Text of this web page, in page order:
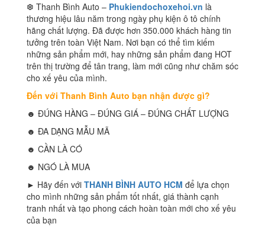
❆ Thanh Bình Auto – Phukiendochoxehoi.vn là
thương hiệu lâu năm trong ngày phụ kiện ô tô chính
hãng chất lượng. Đã được hơn 350.000 khách hàng tin
tưởng trên toàn Việt Nam. Nơi bạn có thể tìm kiếm
những sản phẩm mới, hay những sản phẩm đang HOT
trên thị trường để tân trang, làm mới cũng như chăm sóc
cho xế yêu của mình.
Đến với Thanh Bình Auto bạn nhận được gì?
☻ ĐÚNG HÀNG – ĐÚNG GIÁ – ĐÚNG CHẤT LƯỢNG
☻ ĐA DẠNG MẪU MÃ
☻ CẦN LÀ CÓ
☻ NGÓ LÀ MUA
► Hãy đến với THANH BÌNH AUTO HCM để lựa chọn
cho mình những sản phẩm tốt nhất, giá thành cạnh
tranh nhất và tạo phong cách hoàn toàn mới cho xế yêu
của bạn